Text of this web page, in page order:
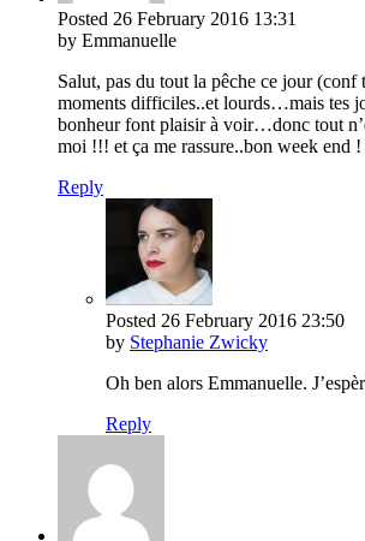
Posted 26 February 2016 13:31
by Emmanuelle
Salut, pas du tout la pêche ce jour (conf
moments difficiles..et lourds…mais tes
bonheur font plaisir à voir…donc tout
moi !!! et ça me rassure..bon week end !
Reply
Posted 26 February 2016 23:50
by Stephanie Zwicky
Oh ben alors Emmanuelle.
Reply